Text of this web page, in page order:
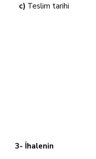
c) Teslim tarihi
3- İhalenin